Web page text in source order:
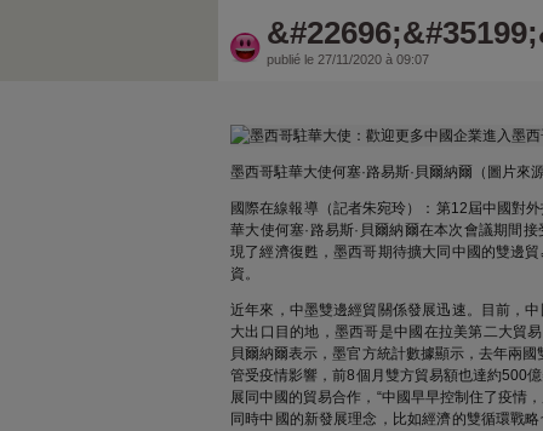
publié le 27/11/2020 à 09:07
墨西哥駐華大使何塞·路易斯·貝爾納爾（圖片來
國際在線報導（記者朱宛玲）：第12屆中國對
華大使何塞·路易斯·貝爾納爾在本次會議期間
現了經濟復甦，墨西哥期待擴大同中國的雙邊
資。
近年來，中墨雙邊經貿關係發展迅速。目前，
大出口目的地，墨西哥是中國在拉美第二大貿
貝爾納爾表示，墨官方統計數據顯示，去年兩
管受疫情影響，前8個月雙方貿易額也達約500
展同中國的貿易合作，“中國早早控制住了疫情
同時中國的新發展理念，比如經濟的雙循環戰